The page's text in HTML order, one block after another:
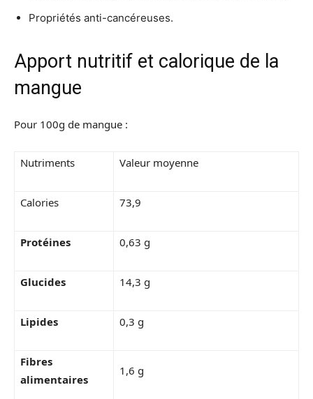
Propriétés anti-cancéreuses.
Apport nutritif et calorique de la
mangue
Pour 100g de mangue :
Nutriments Valeur moyenne
Calories 73,9
Protéines 0,63 g
Glucides 14,3 g
Lipides 0,3 g
Fibres
alimentaires
1,6 g